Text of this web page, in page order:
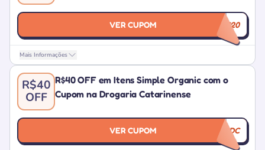
VER CUPOM SELECAODC20
Mais Informações
R$40
OFF
R$40 OFF em Itens Simple Organic com o
Cupom na Drogaria Catarinense
VER CUPOM SIMPLEDC